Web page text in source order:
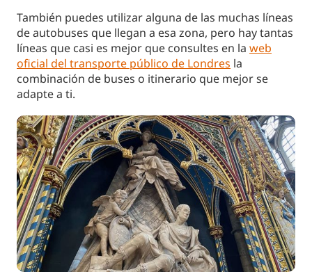
También puedes utilizar alguna de las muchas líneas
de autobuses que llegan a esa zona, pero hay tantas
líneas que casi es mejor que consultes en la web
oficial del transporte público de Londres la
combinación de buses o itinerario que mejor se
adapte a ti.